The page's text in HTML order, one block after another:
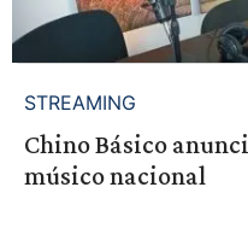
STREAMING
Chino Básico
músico nacional